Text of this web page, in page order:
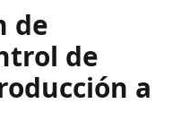
de
de
a